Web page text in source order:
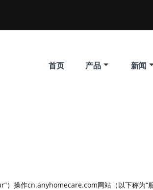
首页 产品 新闻
）操作cn.anyhomecare.com网站（以下称为“服